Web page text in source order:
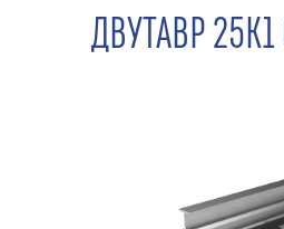
ДВУТАВР